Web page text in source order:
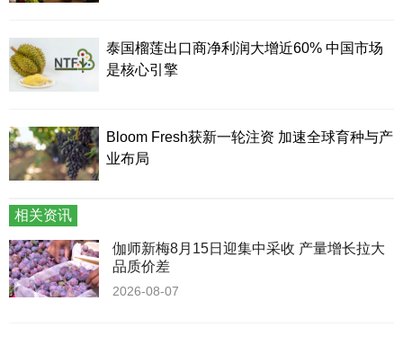
泰国榴莲出口商净利润大增近60% 中国市场
是核心引擎
Bloom Fresh获新一轮注资 加速全球育种与产
业布局
相关资讯
伽师新梅8月15日迎集中采收 产量增长拉大
品质价差
2026-08-07